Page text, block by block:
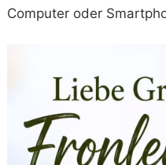
Computer oder